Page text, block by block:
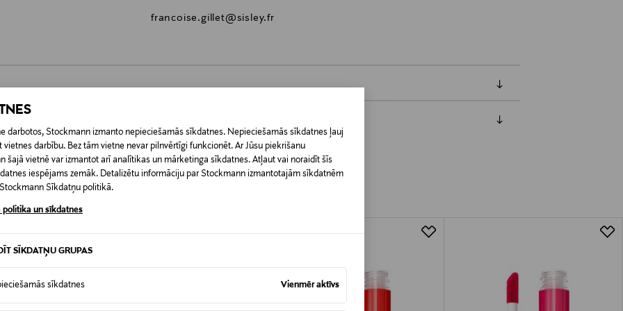
darbotos, Stockmann izmanto nepieciešamās sīkdatnes. Nepieciešamās sīkdatnes ļauj
vietnes darbību. Bez tām vietne nevar pilnvērtīgi funkcionēt. Ar Jūsu piekrišanu
šajā vietnē var izmantot arī analītikas un mārketinga sīkdatnes. Atļaut vai noraidīt šīs
iespējams zemāk. Detalizētu informāciju par Stockmann izmantotajām sīkdatnēm
Sīkdatņu politikā.
politika un sīkdatnes
SĪKDATŅU GRUPAS
sīkdatnes Vienmēr aktīvs
francoise.gillet@sisley.fr
0,00 € – 4,90 €
saņemšanas brīža. Atgriešana ir bezmaksas, un par to nav jāpaziņo iepriekš. Veselības un higiēnas
preces, ja to zīmogs ir atvērts. Aizzīmogotiem kosmētikas un dabiskiem līdzekļiem, kas tiek atdoti